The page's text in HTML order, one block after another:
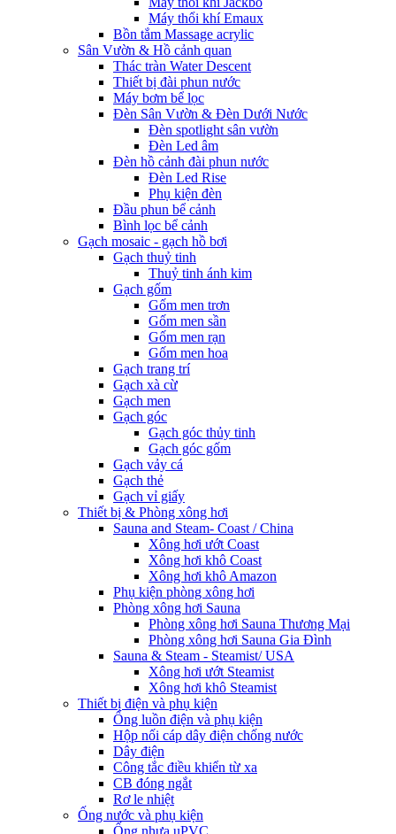
Máy thổi khí Emaux
Bồn tắm Massage acrylic
Sân Vườn & Hồ cảnh quan
Thác tràn Water Descent
Thiết bị đài phun nước
Máy bơm bể lọc
Đèn Sân Vườn & Đèn Dưới Nước
Đèn spotlight sân vườn
Đèn Led âm
Đèn hồ cảnh đài phun nước
Đèn Led Rise
Phụ kiện đèn
Đầu phun bể cảnh
Bình lọc bể cảnh
Gạch mosaic - gạch hồ bơi
Gạch thuỷ tinh
Thuỷ tinh ánh kim
Gạch gốm
Gốm men trơn
Gốm men sần
Gốm men rạn
Gốm men hoa
Gạch trang trí
Gạch xà cừ
Gạch men
Gạch góc
Gạch góc thủy tinh
Gạch góc gốm
Gạch vảy cá
Gạch thẻ
Gạch vỉ giấy
Thiết bị & Phòng xông hơi
Sauna and Steam- Coast / China
Xông hơi ướt Coast
Xông hơi khô Coast
Xông hơi khô Amazon
Phụ kiện phòng xông hơi
Phòng xông hơi Sauna
Phòng xông hơi Sauna Thương Mại
Phòng xông hơi Sauna Gia Đình
Sauna & Steam - Steamist/ USA
Xông hơi ướt Steamist
Xông hơi khô Steamist
Thiết bị điện và phụ kiện
Ống luồn điện và phụ kiện
Hộp nối cáp dây điện chống nước
Dây điện
Công tắc điều khiển từ xa
CB đóng ngắt
Rơ le nhiệt
Ống nước và phụ kiện
Ống nhựa uPVC